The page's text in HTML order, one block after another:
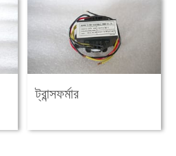
ট্রান্সফর্মার